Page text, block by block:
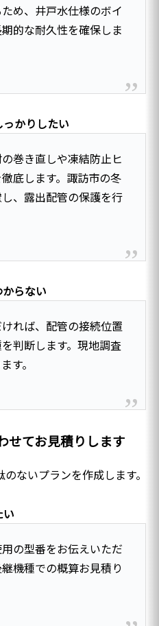
め、井戸水仕様のボイ
的な耐久性を確保しま
かりしたい
巻き直しや凍結防止ヒ
底します。諏訪市の冬
、露出配管の保護を行
らない
れば、配管の接続位置
判断します。現地調査
す。
せてお見積りします
ないプランを作成します。
い
の型番をお伝えいただ
機種での概算お見積り